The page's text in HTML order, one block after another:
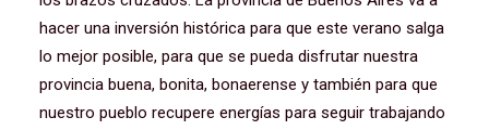
hacer una inversión histórica para que este verano salga
lo mejor posible, para que se pueda disfrutar nuestra
provincia buena, bonita, bonaerense y también para que
nuestro pueblo recupere energías para seguir trabajando